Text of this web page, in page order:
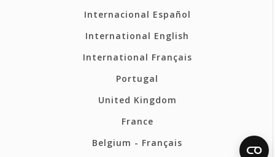
Internacional Español
International English
International Français
Portugal
United Kingdom
France
Belgium - Français